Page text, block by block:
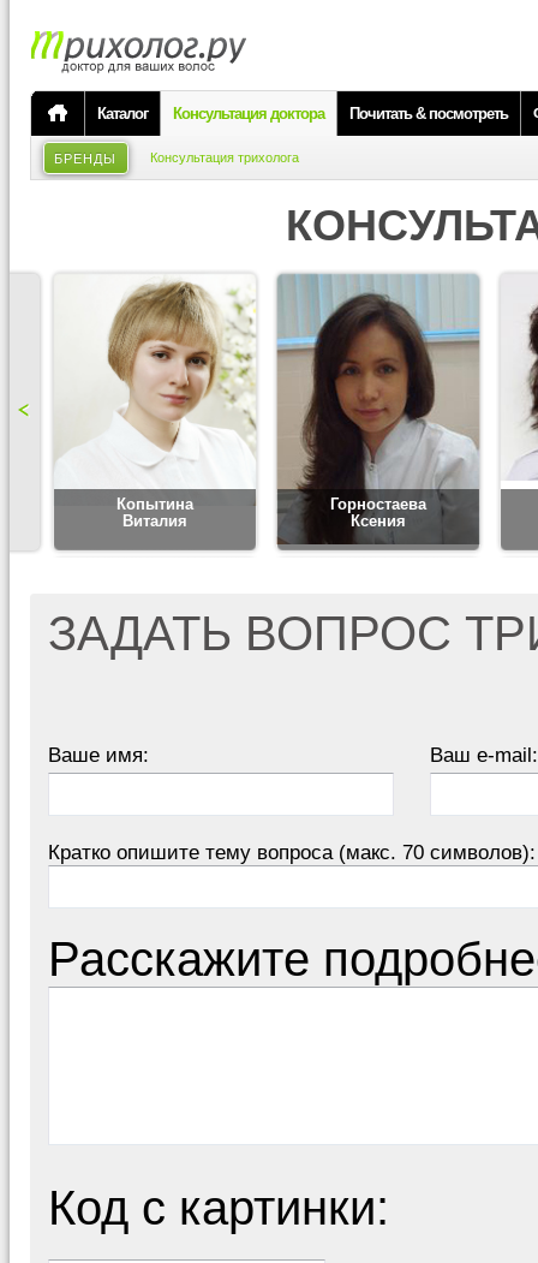
Каталог Консультация доктора Почитать & посмотреть
БРЕНДЫ Консультация трихолога
Копытина
Виталия
Горностаева
Ксения
ЗАДАТЬ ВОПРОС
Ваше имя: Ваш e-mail:
Кратко опишите тему вопроса (макс. 70 символов):
Расскажите
Код с картинки: